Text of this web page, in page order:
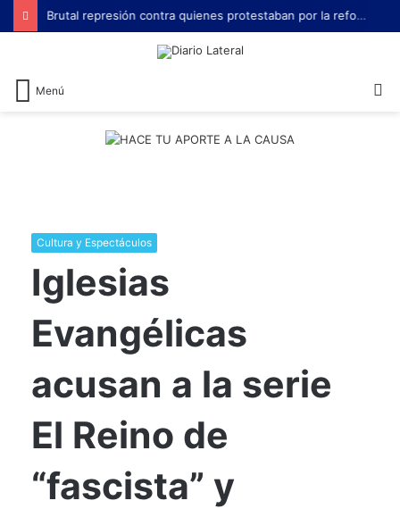
Brutal represión contra quienes protestaban por la reforma laboral de Milei
Menú
Cultura y Espectáculos
Iglesias
Evangélicas
acusan a la serie
El Reino de
“fascista” y